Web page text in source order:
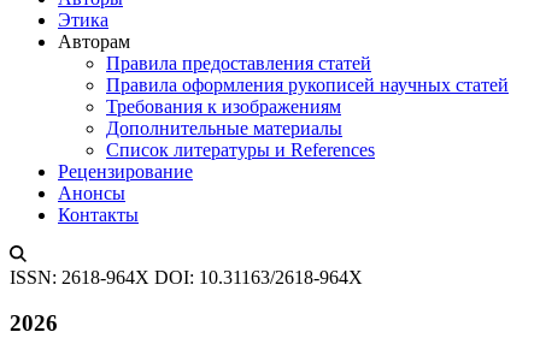
Этика
Авторам
Правила предоставления статей
Правила оформления рукописей научных статей
Требования к изображениям
Дополнительные материалы
Список литературы и References
Рецензирование
Анонсы
Контакты
ISSN: 2618-964X DOI: 10.31163/2618-964X
2026